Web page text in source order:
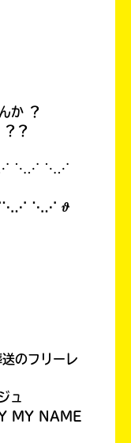
か ？
？
⋱⋰ ⋱⋰
⋱⋰ 𝜗
のフリーレ
ュ
MY NAME